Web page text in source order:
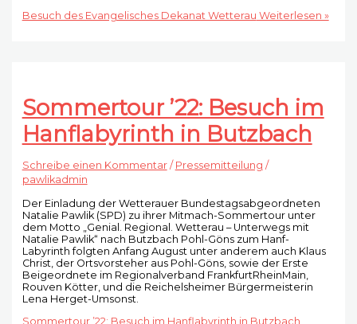
Besuch des Evangelisches Dekanat Wetterau Weiterlesen »
Sommertour ’22: Besuch im
Hanflabyrinth in Butzbach
Schreibe einen Kommentar / Pressemitteilung /
pawlikadmin
Der Einladung der Wetterauer Bundestagsabgeordneten
Natalie Pawlik (SPD) zu ihrer Mitmach-Sommertour unter
dem Motto „Genial. Regional. Wetterau – Unterwegs mit
Natalie Pawlik“ nach Butzbach Pohl-Göns zum Hanf-
Labyrinth folgten Anfang August unter anderem auch Klaus
Christ, der Ortsvorsteher aus Pohl-Göns, sowie der Erste
Beigeordnete im Regionalverband FrankfurtRheinMain,
Rouven Kötter, und die Reichelsheimer Bürgermeisterin
Lena Herget-Umsonst.
Sommertour ’22: Besuch im Hanflabyrinth in Butzbach